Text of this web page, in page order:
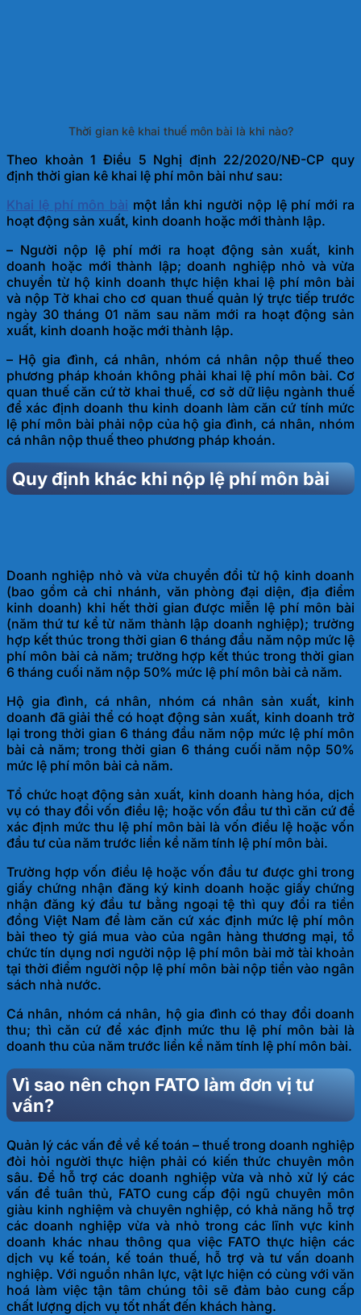
Thời gian kê khai thuế môn bài là khi nào?
Theo khoản 1 Điều 5 Nghị định 22/2020/NĐ-CP quy
định thời gian kê khai lệ phí môn bài như sau:
Khai lệ phí môn bài một lần khi người nộp lệ phí mới ra
hoạt động sản xuất, kinh doanh hoặc mới thành lập.
– Người nộp lệ phí mới ra hoạt động sản xuất, kinh
doanh hoặc mới thành lập; doanh nghiệp nhỏ và vừa
chuyển từ hộ kinh doanh thực hiện khai lệ phí môn bài
và nộp Tờ khai cho cơ quan thuế quản lý trực tiếp trước
ngày 30 tháng 01 năm sau năm mới ra hoạt động sản
xuất, kinh doanh hoặc mới thành lập.
– Hộ gia đình, cá nhân, nhóm cá nhân nộp thuế theo
phương pháp khoán không phải khai lệ phí môn bài. Cơ
quan thuế căn cứ tờ khai thuế, cơ sở dữ liệu ngành thuế
để xác định doanh thu kinh doanh làm căn cứ tính mức
lệ phí môn bài phải nộp của hộ gia đình, cá nhân, nhóm
cá nhân nộp thuế theo phương pháp khoán.
Quy định khác khi nộp lệ phí môn bài
Doanh nghiệp nhỏ và vừa chuyển đổi từ hộ kinh doanh
(bao gồm cả chi nhánh, văn phòng đại diện, địa điểm
kinh doanh) khi hết thời gian được miễn lệ phí môn bài
(năm thứ tư kể từ năm thành lập doanh nghiệp); trường
hợp kết thúc trong thời gian 6 tháng đầu năm nộp mức lệ
phí môn bài cả năm; trường hợp kết thúc trong thời gian
6 tháng cuối năm nộp 50% mức lệ phí môn bài cả năm.
Hộ gia đình, cá nhân, nhóm cá nhân sản xuất, kinh
doanh đã giải thể có hoạt động sản xuất, kinh doanh trở
lại trong thời gian 6 tháng đầu năm nộp mức lệ phí môn
bài cả năm; trong thời gian 6 tháng cuối năm nộp 50%
mức lệ phí môn bài cả năm.
Tổ chức hoạt động sản xuất, kinh doanh hàng hóa, dịch
vụ có thay đổi vốn điều lệ; hoặc vốn đầu tư thì căn cứ để
xác định mức thu lệ phí môn bài là vốn điều lệ hoặc vốn
đầu tư của năm trước liền kề năm tính lệ phí môn bài.
Trường hợp vốn điều lệ hoặc vốn đầu tư được ghi trong
giấy chứng nhận đăng ký kinh doanh hoặc giấy chứng
nhận đăng ký đầu tư bằng ngoại tệ thì quy đổi ra tiền
đồng Việt Nam để làm căn cứ xác định mức lệ phí môn
bài theo tỷ giá mua vào của ngân hàng thương mại, tổ
chức tín dụng nơi người nộp lệ phí môn bài mở tài khoản
tại thời điểm người nộp lệ phí môn bài nộp tiền vào ngân
sách nhà nước.
Cá nhân, nhóm cá nhân, hộ gia đình có thay đổi doanh
thu; thì căn cứ để xác định mức thu lệ phí môn bài là
doanh thu của năm trước liền kề năm tính lệ phí môn bài.
Vì sao nên chọn FATO làm đơn vị tư
vấn?
Quản lý các vấn đề về kế toán – thuế trong doanh nghiệp
đòi hỏi người thực hiện phải có kiến thức chuyên môn
sâu. Để hỗ trợ các doanh nghiệp vừa và nhỏ xử lý các
vấn đề tuân thủ, FATO cung cấp đội ngũ chuyên môn
giàu kinh nghiệm và chuyên nghiệp, có khả năng hỗ trợ
các doanh nghiệp vừa và nhỏ trong các lĩnh vực kinh
doanh khác nhau thông qua việc FATO thực hiện các
dịch vụ kế toán, kế toán thuế, hỗ trợ và tư vấn doanh
nghiệp. Với nguồn nhân lực, vật lực hiện có cùng với văn
hoá làm việc tận tâm chúng tôi sẽ đảm bảo cung cấp
chất lượng dịch vụ tốt nhất đến khách hàng.